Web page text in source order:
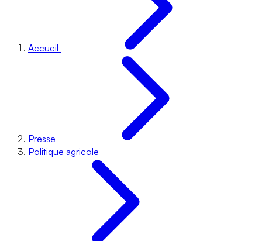
Accueil
Presse
Politique agricole